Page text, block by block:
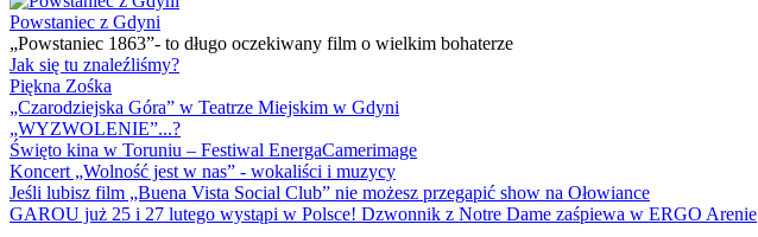
Powstaniec z Gdyni
„Powstaniec 1863”- to długo oczekiwany film o wielkim bohaterze
Jak się tu znaleźliśmy?
Piękna Zośka
„Czarodziejska Góra” w Teatrze Miejskim w Gdyni
„WYZWOLENIE”...?
Święto kina w Toruniu – Festiwal EnergaCamerimage
Koncert „Wolność jest w nas” - wokaliści i muzycy
Jeśli lubisz film „Buena Vista Social Club” nie możesz przegapić show na Ołowiance
GAROU już 25 i 27 lutego wystąpi w Polsce! Dzwonnik z Notre Dame zaśpiewa w ERGO Arenie